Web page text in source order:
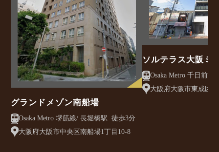
グランドメゾン南船場
Osaka Metro 堺筋線/ 長堀橋駅 徒歩3分
大阪府大阪市中央区南船場1丁目10-8
ソルテラス大阪ミ
クレアスト
大阪府大阪市東成区